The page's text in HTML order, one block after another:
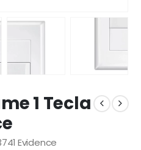
1 Tecla
Evidence